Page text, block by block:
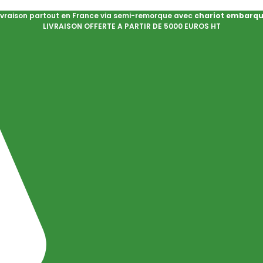
partout en France via semi-remorque avec chariot
LIVRAISON OFFERTE A PARTIR DE 5000 EUROS HT